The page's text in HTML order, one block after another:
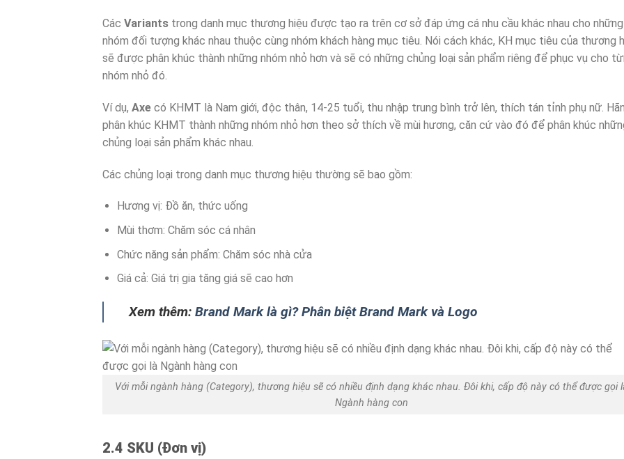
Các Variants trong danh mục thương hiệu được tạo ra trên cơ sở đáp ứng cá nhu cầu khác nhau cho những
nhóm đối tượng khác nhau thuộc cùng nhóm khách hàng mục tiêu. Nói cách khác, KH mục tiêu của thương
sẽ được phân khúc thành những nhóm nhỏ hơn và sẽ có những chủng loại sản phẩm riêng để phục vụ cho
nhóm nhỏ đó.
Ví dụ, Axe có KHMT là Nam giới, độc thân, 14-25 tuổi, thu nhập trung bình trở lên, thích tán tỉnh phụ nữ.
phân khúc KHMT thành những nhóm nhỏ hơn theo sở thích về mùi hương, căn cứ vào đó để phân khúc
chủng loại sản phẩm khác nhau.
Các chủng loại trong danh mục thương hiệu thường sẽ bao gồm:
Hương vị: Đồ ăn, thức uống
Mùi thơm: Chăm sóc cá nhân
Chức năng sản phẩm: Chăm sóc nhà cửa
Giá cả: Giá trị gia tăng giá sẽ cao hơn
Xem thêm: Brand Mark là gì? Phân biệt Brand Mark và Logo
Với mỗi ngành hàng (Category), thương hiệu sẽ có nhiều định dạng khác nhau. Đôi khi, cấp độ này có thể được gọi
Ngành hàng con
2.4 SKU (Đơn vị)